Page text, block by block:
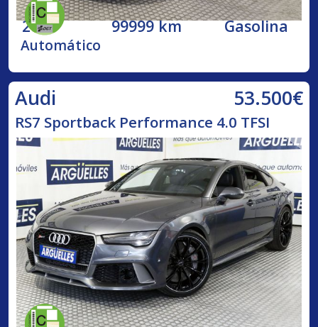
2009 99999 km Gasolina
Automático
Audi 53.500€
RS7 Sportback Performance 4.0 TFSI